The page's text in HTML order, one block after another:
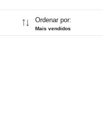
Ordenar por:
Mais vendidos